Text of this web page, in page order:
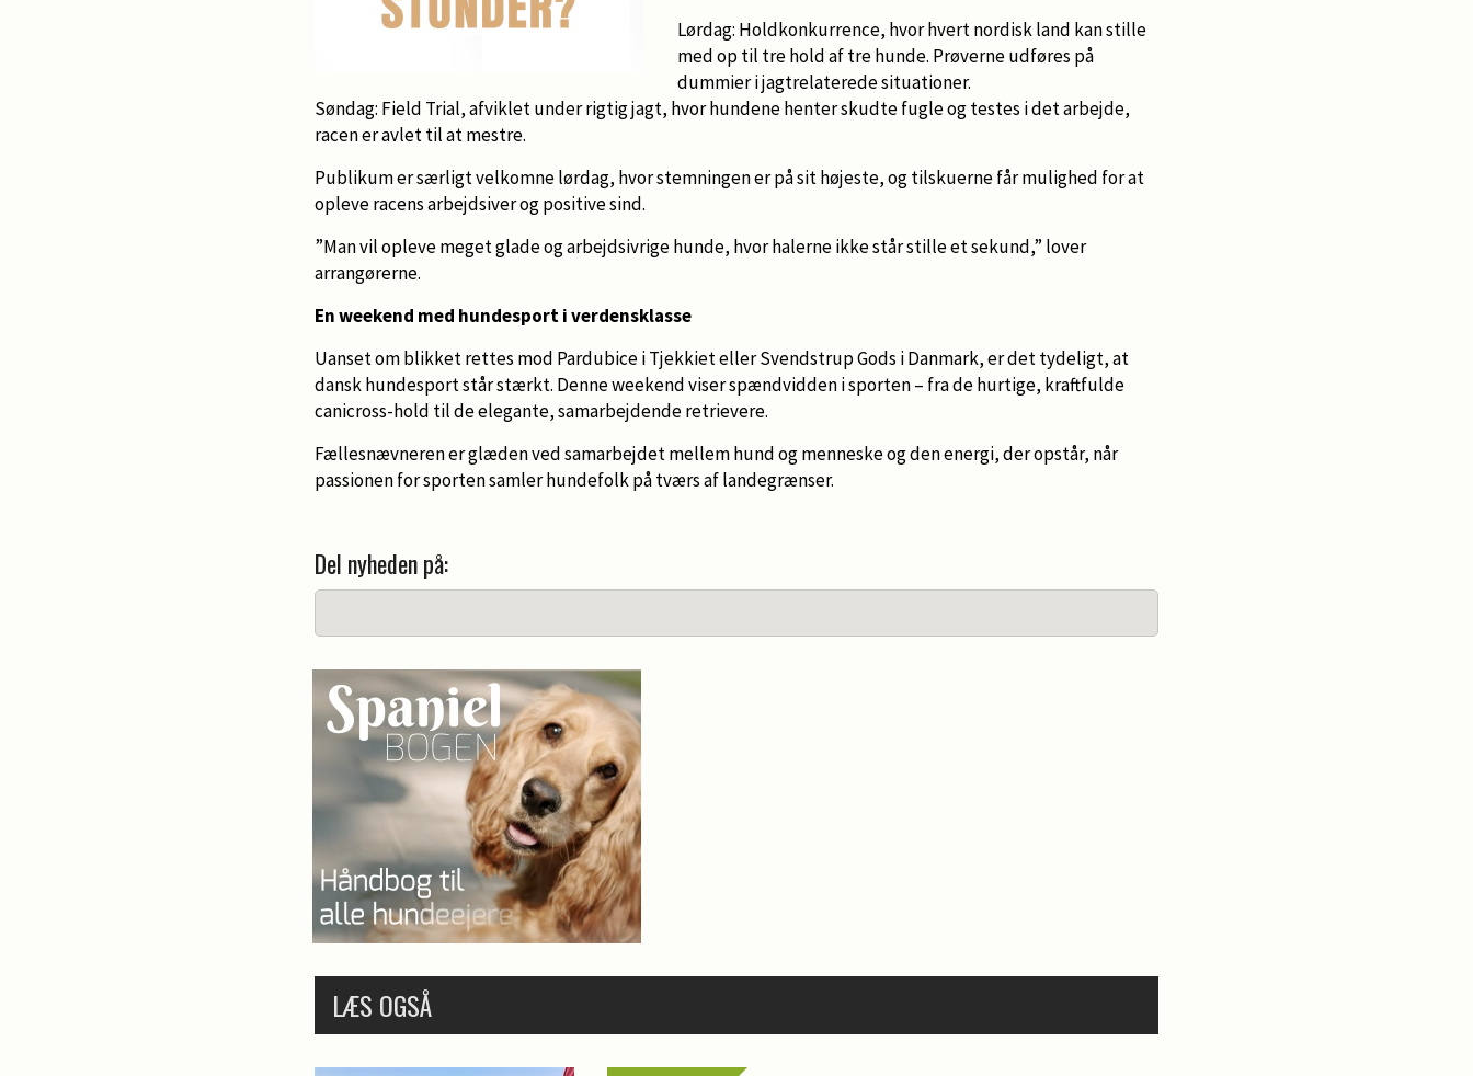
Lørdag: Holdkonkurrence, hvor hvert nordisk land kan stille
med op til tre hold af tre hunde. Prøverne udføres på
dummier i jagtrelaterede situationer.
Søndag: Field Trial, afviklet under rigtig jagt, hvor hundene henter skudte fugle og testes i det arbejde,
racen er avlet til at mestre.
Publikum er særligt velkomne lørdag, hvor stemningen er på sit højeste, og tilskuerne får mulighed for at
opleve racens arbejdsiver og positive sind.
”Man vil opleve meget glade og arbejdsivrige hunde, hvor halerne ikke står stille et sekund,” lover
arrangørerne.
En weekend med hundesport i verdensklasse
Uanset om blikket rettes mod Pardubice i Tjekkiet eller Svendstrup Gods i Danmark, er det tydeligt, at
dansk hundesport står stærkt. Denne weekend viser spændvidden i sporten – fra de hurtige, kraftfulde
canicross-hold til de elegante, samarbejdende retrievere.
Fællesnævneren er glæden ved samarbejdet mellem hund og menneske og den energi, der opstår, når
passionen for sporten samler hundefolk på tværs af landegrænser.
Del nyheden på:
LÆS OGSÅ